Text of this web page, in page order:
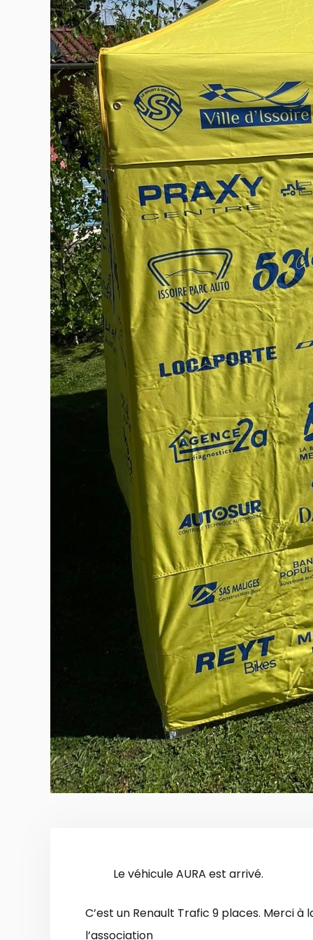
Le véhicule AURA est arrivé.
C’est un Renault Trafic 9 places. Merci
l’association